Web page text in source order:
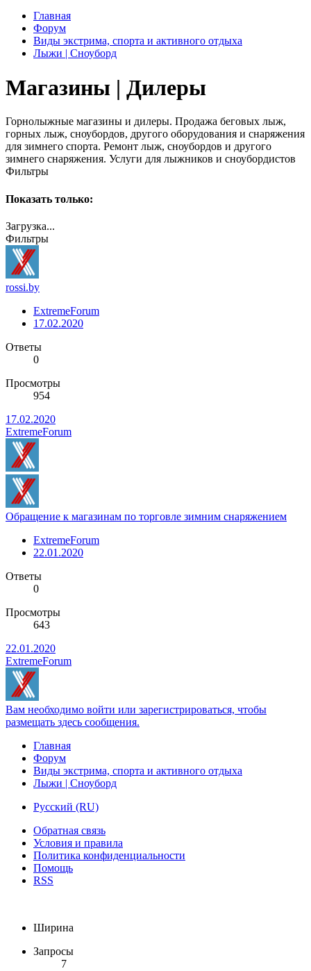
Главная
Форум
Виды экстрима, спорта и активного отдыха
Лыжи | Сноуборд
Магазины | Дилеры
Горнолыжные магазины и дилеры. Продажа беговых лыж,
горных лыж, сноубордов, другого оборудования и снаряжения
для зимнего спорта. Ремонт лыж, сноубордов и другого
зимнего снаряжения. Услуги для лыжников и сноубордистов
Фильтры
Показать только:
Загрузка...
Фильтры
rossi.by
ExtremeForum
17.02.2020
Ответы
0
Просмотры
954
17.02.2020
ExtremeForum
Обращение к магазинам по торговле зимним снаряжением
ExtremeForum
22.01.2020
Ответы
0
Просмотры
643
22.01.2020
ExtremeForum
Вам необходимо войти или зарегистрироваться, чтобы
размещать здесь сообщения.
Главная
Форум
Виды экстрима, спорта и активного отдыха
Лыжи | Сноуборд
Русский (RU)
Обратная связь
Условия и правила
Политика конфиденциальности
Помощь
RSS
Ширина
Запросы
7